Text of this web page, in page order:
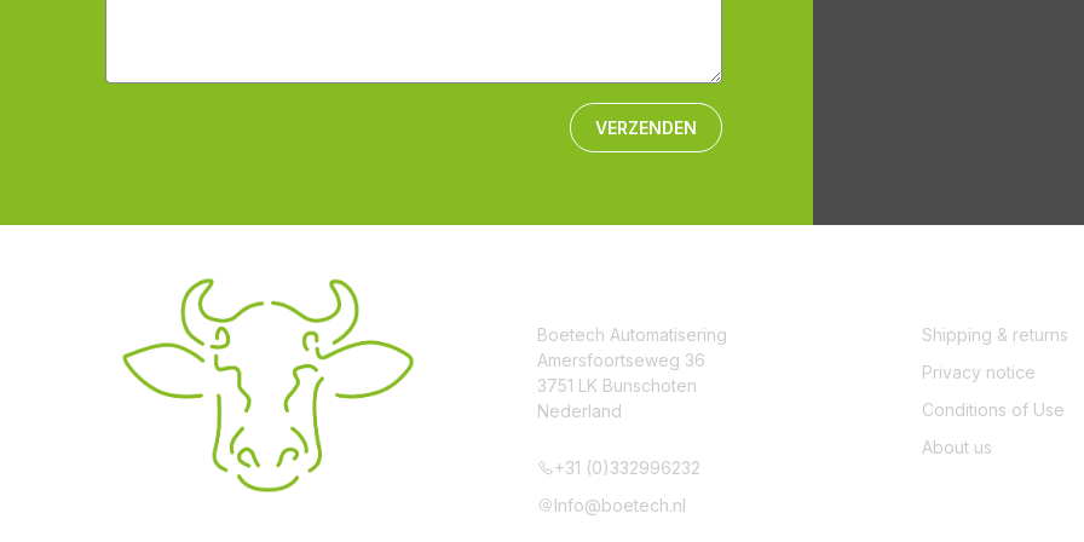
VERZENDEN
Boetech Automatisering
Amersfoortseweg 36
3751 LK Bunschoten
Nederland
+31 (0)332996232
Info@boetech.nl
Shipping & returns
Privacy notice
Conditions of Use
About us